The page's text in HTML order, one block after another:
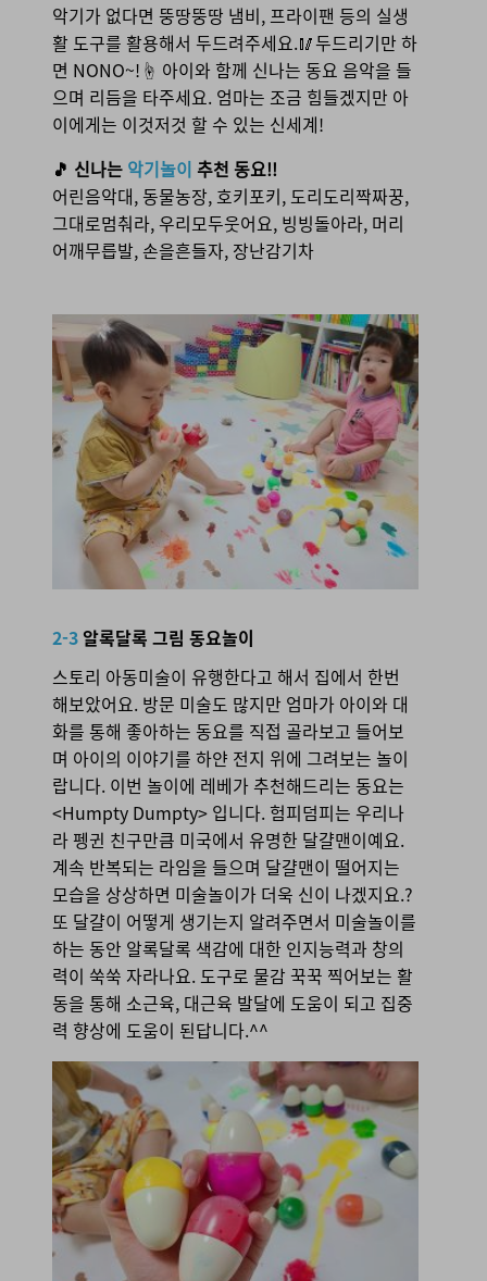
악기가 없다면 뚱땅뚱땅 냄비, 프라이팬 등의 실생
활 도구를 활용해서 두드려주세요.🥢두드리기만 하
면 NONO~!☝ 아이와 함께 신나는 동요 음악을 들
으며 리듬을 타주세요. 엄마는 조금 힘들겠지만 아
이에게는 이것저것 할 수 있는 신세계!
🎵 신나는 악기놀이 추천 동요!!
어린음악대, 동물농장, 호키포키, 도리도리짝짜꿍,
그대로멈춰라, 우리모두웃어요, 빙빙돌아라, 머리
어깨무릅발, 손을흔들자, 장난감기차
2-3 알록달록 그림 동요놀이
스토리 아동미술이 유행한다고 해서 집에서 한번
해보았어요. 방문 미술도 많지만 엄마가 아이와 대
화를 통해 좋아하는 동요를 직접 골라보고 들어보
며 아이의 이야기를 하얀 전지 위에 그려보는 놀이
랍니다. 이번 놀이에 레베가 추천해드리는 동요는
<Humpty Dumpty> 입니다. 험피덤피는 우리나
라 펭귄 친구만큼 미국에서 유명한 달걀맨이예요.
계속 반복되는 라임을 들으며 달걀맨이 떨어지는
모습을 상상하면 미술놀이가 더욱 신이 나겠지요.?
또 달걀이 어떻게 생기는지 알려주면서 미술놀이를
하는 동안 알록달록 색감에 대한 인지능력과 창의
력이 쑥쑥 자라나요. 도구로 물감 꾹꾹 찍어보는 활
동을 통해 소근육, 대근육 발달에 도움이 되고 집중
력 향상에 도움이 된답니다.^^